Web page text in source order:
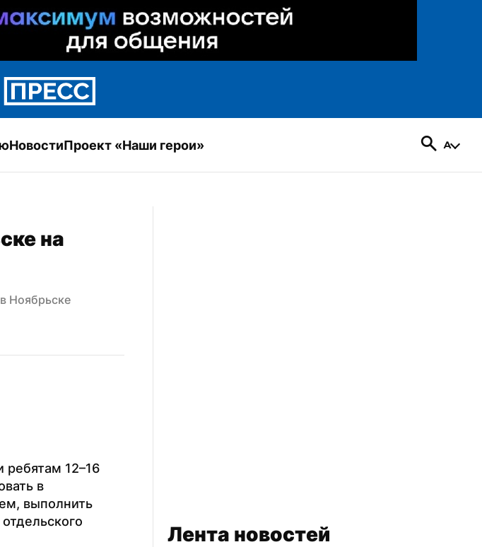
НовостиПроект «Наши герои»
на
Ноябрьске
12–16
в
выполнить
Лента новостей